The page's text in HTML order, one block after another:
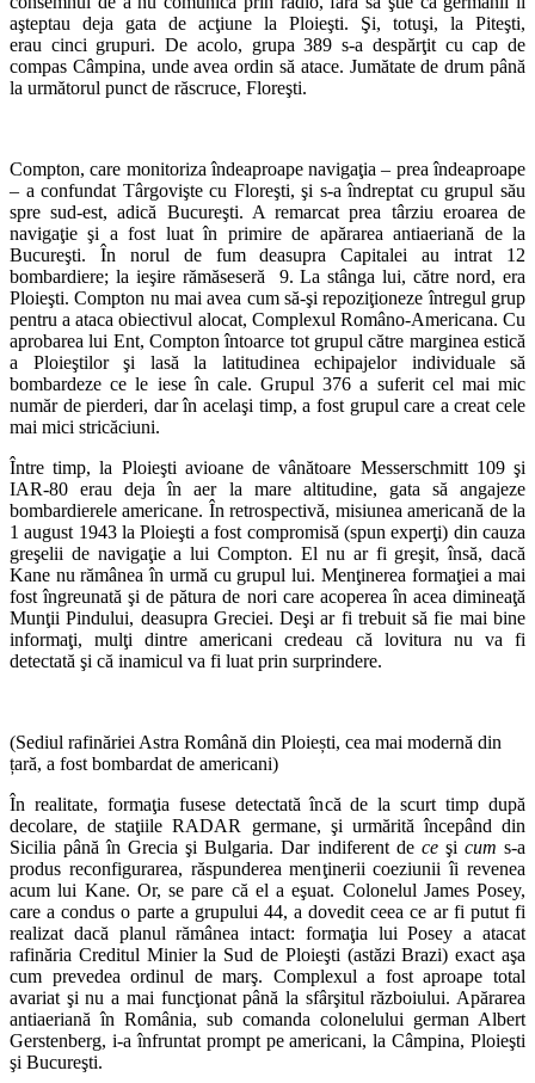
aşteptau deja gata de acţiune la Ploieşti. Şi, totuşi, la Piteşti,
erau cinci grupuri. De acolo, grupa 389 s-a despărţit cu cap de
compas Câmpina, unde avea ordin să atace. Jumătate de drum până
la următorul punct de răscruce, Floreşti.
Compton, care monitoriza îndeaproape navigaţia – prea îndeaproape
– a confundat Târgovişte cu Floreşti, şi s-a îndreptat cu grupul său
spre sud-est, adică Bucureşti. A remarcat prea târziu eroarea de
navigaţie şi a fost luat în primire de apărarea antiaeriană de la
Bucureşti. În norul de fum deasupra Capitalei au intrat 12
bombardiere; la ieşire rămăseseră 9. La stânga lui, către nord, era
Ploieşti. Compton nu mai avea cum să-şi repoziţioneze întregul grup
pentru a ataca obiectivul alocat, Complexul Româno-Americana. Cu
aprobarea lui Ent, Compton întoarce tot grupul către marginea estică
a Ploieştilor şi lasă la latitudinea echipajelor individuale să
bombardeze ce le iese în cale. Grupul 376 a suferit cel mai mic
număr de pierderi, dar în acelaşi timp, a fost grupul care a creat cele
mai mici stricăciuni.
Între timp, la Ploieşti avioane de vânătoare Messerschmitt 109 şi
IAR-80 erau deja în aer la mare altitudine, gata să angajeze
bombardierele americane. În retrospectivă, misiunea americană de la
1 august 1943 la Ploieşti a fost compromisă (spun experţi) din cauza
greşelii de navigaţie a lui Compton. El nu ar fi greşit, însă, dacă
Kane nu rămânea în urmă cu grupul lui. Menţinerea formaţiei a mai
fost îngreunată şi de pătura de nori care acoperea în acea dimineaţă
Munţii Pindului, deasupra Greciei. Deşi ar fi trebuit să fie mai bine
informaţi, mulţi dintre americani credeau că lovitura nu va fi
detectată şi că inamicul va fi luat prin surprindere.
(Sediul rafinăriei Astra Română din Ploiești, cea mai modernă din
țară, a fost bombardat de americani)
În realitate, formaţia fusese detectată încă de la scurt timp după
decolare, de staţiile RADAR germane, şi urmărită începând din
Sicilia până în Grecia şi Bulgaria. Dar indiferent de ceşi cums-a
produs reconfigurarea, răspunderea menţinerii coeziunii îi revenea
acum lui Kane. Or, se pare că el a eşuat. Colonelul James Posey,
care a condus o parte a grupului 44, a dovedit ceea ce ar fi putut fi
realizat dacă planul rămânea intact: formaţia lui Posey a atacat
rafinăria Creditul Minier la Sud de Ploieşti (astăzi Brazi) exact aşa
cum prevedea ordinul de marş. Complexul a fost aproape total
avariat şi nu a mai funcţionat până la sfârşitul războiului. Apărarea
antiaeriană în România, sub comanda colonelului german Albert
Gerstenberg, i-a înfruntat prompt pe americani, la Câmpina, Ploieşti
şi Bucureşti.